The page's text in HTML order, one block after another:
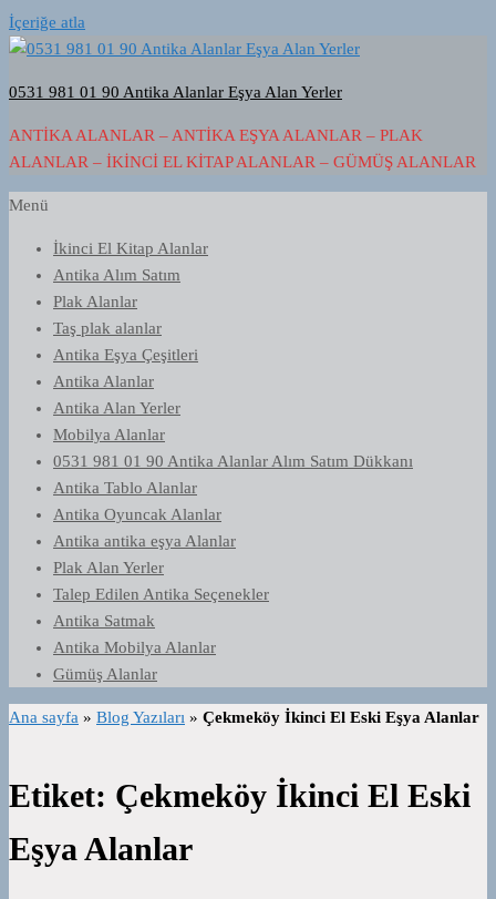
İçeriğe atla
0531 981 01 90 Antika Alanlar Eşya Alan Yerler
ANTIKA ALANLAR – ANTIKA EŞYA ALANLAR – PLAK
ALANLAR – İKINCI EL KITAP ALANLAR – GÜMÜŞ ALANLAR
Menü
İkinci El Kitap Alanlar
Antika Alım Satım
Plak Alanlar
Taş plak alanlar
Antika Eşya Çeşitleri
Antika Alanlar
Antika Alan Yerler
Mobilya Alanlar
0531 981 01 90 Antika Alanlar Alım Satım Dükkanı
Antika Tablo Alanlar
Antika Oyuncak Alanlar
Antika antika eşya Alanlar
Plak Alan Yerler
Talep Edilen Antika Seçenekler
Antika Satmak
Antika Mobilya Alanlar
Gümüş Alanlar
Ana sayfa » Blog Yazıları » Çekmeköy İkinci El Eski Eşya Alanlar
Etiket: Çekmeköy İkinci El Eski
Eşya Alanlar